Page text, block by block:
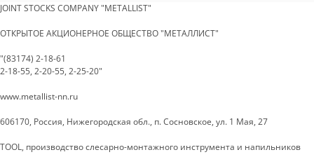
JOINT STOCKS COMPANY "METALLIST"
ОТКРЫТОЕ АКЦИОНЕРНОЕ ОБЩЕСТВО "МЕТАЛЛИСТ"
"(83174) 2-18-61
2-18-55, 2-20-55, 2-25-20"
www.metallist-nn.ru
606170, Россия, Нижегородская обл., п. Сосновское, ул. 1 Мая, 27
TOOL, производство слесарно-монтажного инструмента и напильников